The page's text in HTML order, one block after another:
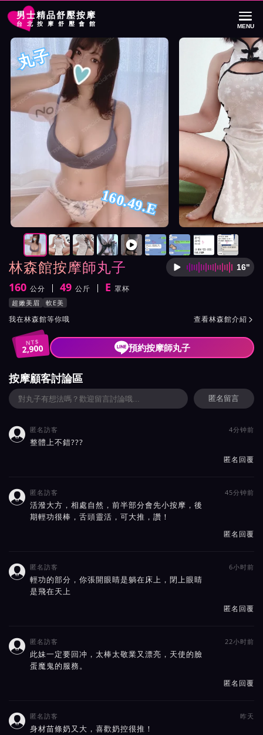
男士精品舒壓按摩
台北按摩舒壓會館 MENU
首頁 林森館按摩師丸子詳細介紹
林森館按摩師丸子 按摩師
16"
身高
160 公分
體重 49 公斤
罩杯 E 罩杯
按摩師丸子服務風格與特色
超嫩美眉 軟E美
按摩師丸子所屬按摩會館介紹與班表
我在林森館等你哦 查看林森館介紹 
NT$
2,900 預約按摩師丸子
林森館按摩師丸子照片展示與影片介紹
丸子
160.49.E
按摩師丸子照片展示與影片介紹及客戶評價截屏展示
按摩顧客討論區
匿名留言
 匿名訪客 4分钟前
整體上不錯???
匿名回覆
 匿名訪客 45分钟前
活潑大方，相處自然，前半部分會先小按摩，後
期輕功很棒，舌頭靈活，可大推，讚！
匿名回覆
 匿名訪客 6小时前
輕功的部分，你張開眼睛是躺在床上，閉上眼睛
是飛在天上
匿名回覆
 匿名訪客 22小时前
此妹一定要回冲，太棒太敬業又漂亮，天使的臉
蛋魔鬼的服務。
匿名回覆
 匿名訪客 昨天
身材苗條奶又大，喜歡奶控很推！